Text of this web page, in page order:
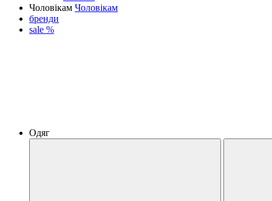
Чоловікам Чоловікам
бренди
sale %
Одяг